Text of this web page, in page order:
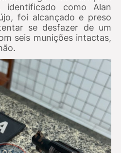
identificado como Alan
foi alcançado e preso
se desfazer de um
seis munições intactas,